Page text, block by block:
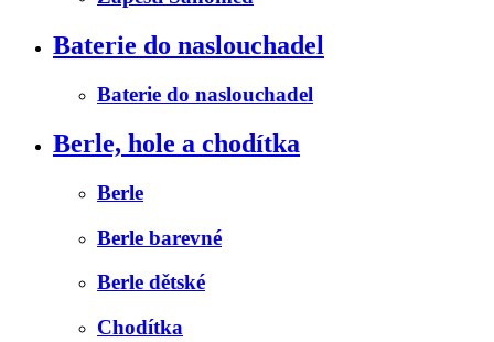
Baterie do naslouchadel
Baterie do naslouchadel
Berle, hole a chodítka
Berle
Berle barevné
Berle dětské
Chodítka